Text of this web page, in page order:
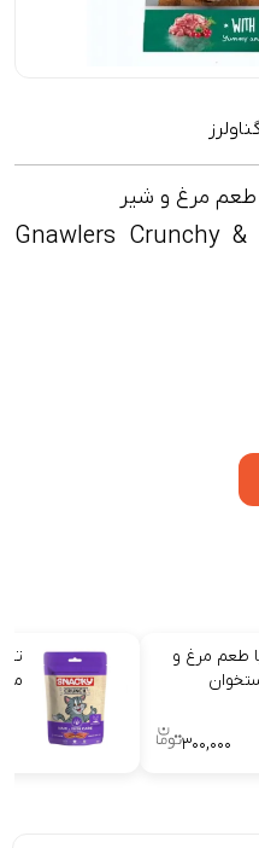
طعم مرغ و شیر
Gnawlers Crunchy
طعم مرغ و
۳۰۰,۰۰۰